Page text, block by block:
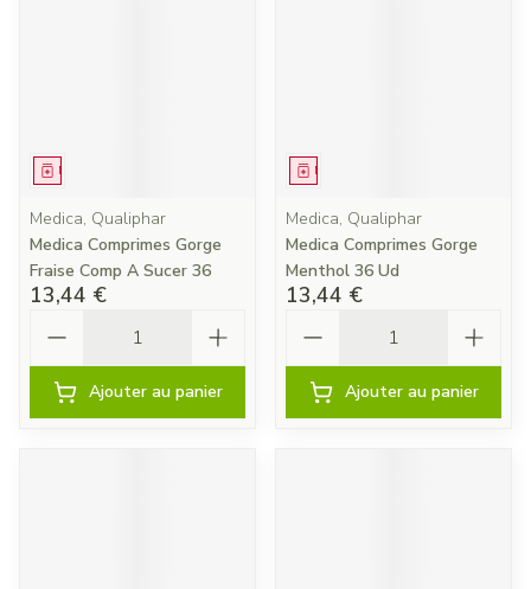
Médicament
Medica, Qualiphar
Medica Comprimes Gorge
Fraise Comp A Sucer 36
13,44 €
Ajouter au panier
Médicament
Medica, Qualiphar
Medica Comprimes Gorge
Menthol 36 Ud
13,44 €
Ajouter au panier